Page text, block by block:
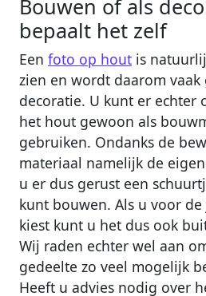
Bouwen of als
bepaalt het zelf
Een foto op hout is
zien en wordt daarom
decoratie. U kunt er echter
het hout gewoon als
gebruiken. Ondanks de
materiaal namelijk de
u er dus gerust een
kunt bouwen. Als u voor
kiest kunt u het dus ook
Wij raden echter wel aan
gedeelte zo veel mogelijk
Heeft u advies nodig over